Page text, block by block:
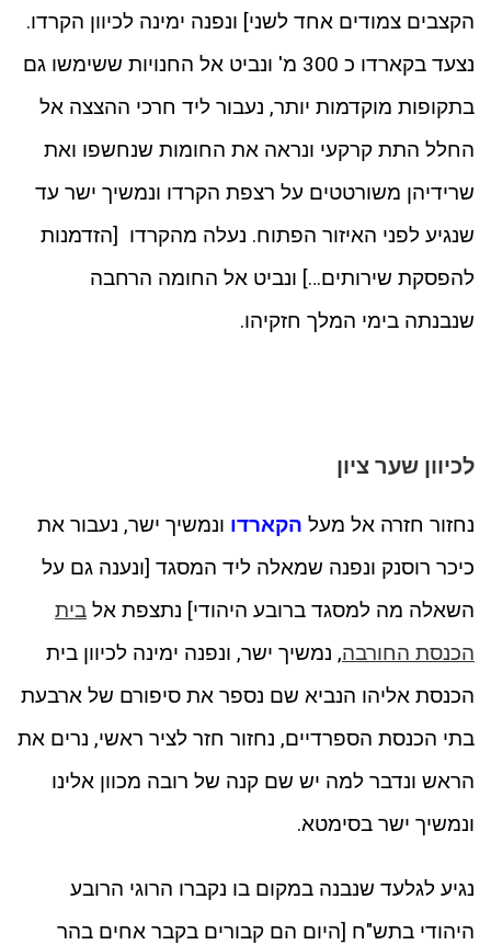
הקצבים צמודים אחד לשני] ונפנה ימינה לכיוון הקרדו.
נצעד בקארדו כ 300 מ' ונביט אל החנויות ששימשו גם
בתקופות מוקדמות יותר, נעבור ליד חרכי ההצצה אל
החלל התת קרקעי ונראה את החומות שנחשפו ואת
שרידיהן משורטטים על רצפת הקרדו ונמשיך ישר עד
שנגיע לפני האיזור הפתוח. נעלה מהקרדו [הזדמנות
להפסקת שירותים…] ונביט אל החומה הרחבה
שנבנתה בימי המלך חזקיהו.
לכיוון שער ציון
נחזור חזרה אל מעל הקארדו ונמשיך ישר, נעבור את
כיכר רוסנק ונפנה שמאלה ליד המסגד [ונענה גם על
השאלה מה למסגד ברובע היהודי] נתצפת אל בית
הכנסת החורבה, נמשיך ישר, ונפנה ימינה לכיוון בית
הכנסת אליהו הנביא שם נספר את סיפורם של ארבעת
בתי הכנסת הספרדיים, נחזור חזר לציר ראשי, נרים את
הראש ונדבר למה יש שם קנה של רובה מכוון אלינו
ונמשיך ישר בסימטא.
נגיע לגלעד שנבנה במקום בו נקברו הרוגי הרובע
היהודי בתש"ח [היום הם קבורים בקבר אחים בהר